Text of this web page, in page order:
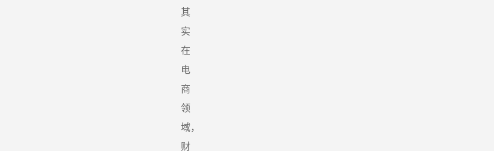
其
实
在
电
商
领
域，
财